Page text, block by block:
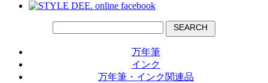
SEARCH
万年筆
インク
万年筆・インク関連品